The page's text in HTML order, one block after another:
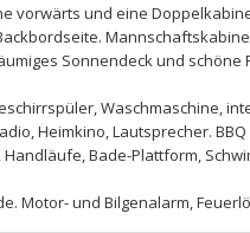
vorwärts und eine
Sonnendeck und schöne
Waschmaschine,
Heimkino, Lautsprecher.
Bade-Plattform,
Motor- und Bilgenalarm,